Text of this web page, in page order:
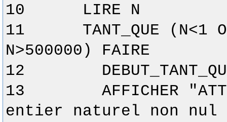
10
LIRE N
11
TANT_QUE
N>500000) FAIRE
12
13
AFFICHER
entier naturel non nul